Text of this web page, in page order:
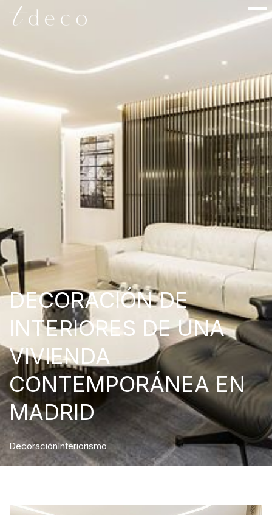
DECORACIÓN DE
INTERIORES DE UNA
VIVIENDA
CONTEMPORÁNEA EN
MADRID
DecoraciónInteriorismo